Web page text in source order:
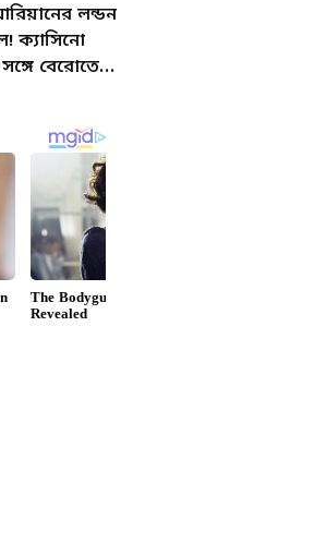
লন্ডন
ক্যাসিনো
বেরোতেই